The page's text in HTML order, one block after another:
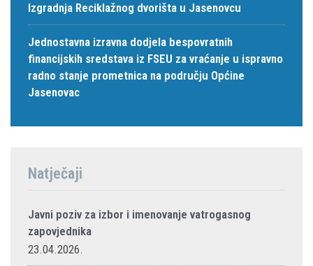
Izgradnja Reciklažnog dvorišta u Jasenovcu
Jednostavna izravna dodjela bespovratnih
financijskih sredstava iz FSEU za vraćanje u ispravno
radno stanje prometnica na području Općine
Jasenovac
Natječaji
Javni poziv za izbor i imenovanje vatrogasnog
zapovjednika
23.04.2026.